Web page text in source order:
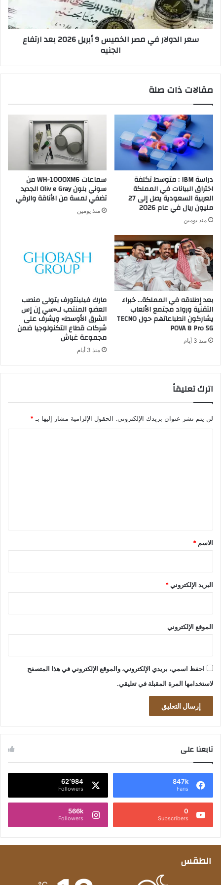
أبريل
2026
بعد
ارتفاع
سعر الدولار في مصر الخميس 9 أبريل 2026 بعد ارتفاع
الجنيه
مقالات ذات صلة
دراسة IBM : متوسط تكلفة
اختراق البيانات في المملكة
العربية السعودية يصل إلى 27
مليون ريال في عام 2026
منذ يومين
سماعات WH-1000XM6 من
سوني بلون Oliv e Gray الجديد
تضفي لمسة من الأناقة والرقي
منذ يومين
بعد إطلاقه في المملكة… خبراء
التقنية ورواد مجتمع الألعاب
يشاركون انطباعاتهم حول TECNO
POVA 8 Pro 5G
منذ 3 أيام
مارك فيلينتورف يتولى منصب
العضو المنتدب لـ«سي إن إس
الشرق الأوسط» ويشرف على
شركات قطاع التكنولوجيا ضمن
مجموعة غباش
منذ 3 أيام
اترك تعليقاً
لن يتم نشر عنوان بريدك الإلكتروني. الحقول الإلزامية مشار إليها بـ *
*
الاسم *
البريد الإلكتروني*
الموقع الإلكتروني
احفظ اسمي، بريدي الإلكتروني، والموقع الإلكتروني في هذا المتصفح
لاستخدامها المرة المقبلة في تعليقي.
تابعنا على
847k
Fans
62٬984
Followers
0
Subscribers
566k
Followers
الطقس